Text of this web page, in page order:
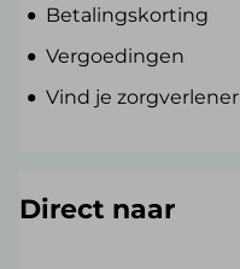
Betalingskorting
Vergoedingen
Vind je zorgverlener
Direct naar